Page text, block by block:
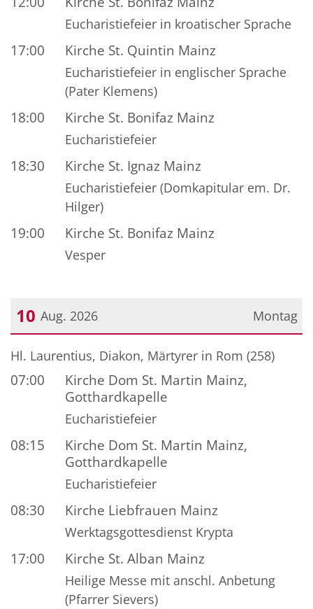
Eucharistiefeier in kroatischer Sprache
17:00 Kirche St. Quintin Mainz
Eucharistiefeier in englischer Sprache
(Pater Klemens)
18:00 Kirche St. Bonifaz Mainz
Eucharistiefeier
18:30 Kirche St. Ignaz Mainz
Eucharistiefeier (Domkapitular em. Dr.
Hilger)
19:00 Kirche St. Bonifaz Mainz
Vesper
Montag
10 Aug. 2026
Datum: 10. August 2026
Hl. Laurentius, Diakon, Märtyrer in Rom (258)
07:00
Kirche Dom St. Martin Mainz,
Gotthardkapelle
Eucharistiefeier
08:15
Kirche Dom St. Martin Mainz,
Gotthardkapelle
Eucharistiefeier
08:30 Kirche Liebfrauen Mainz
Werktagsgottesdienst Krypta
17:00 Kirche St. Alban Mainz
Heilige Messe mit anschl. Anbetung
(Pfarrer Sievers)